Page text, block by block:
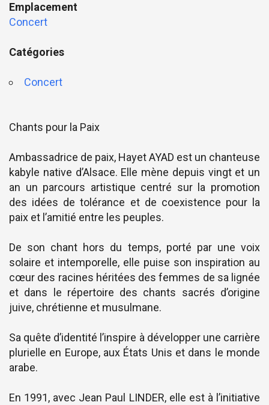
Emplacement
Concert
Catégories
Concert
Chants pour la Paix
Ambassadrice de paix, Hayet AYAD est un chanteuse
kabyle native d’Alsace. Elle mène depuis vingt et un
an un parcours artistique centré sur la promotion
des idées de tolérance et de coexistence pour la
paix et l’amitié entre les peuples.
De son chant hors du temps, porté par une voix
solaire et intemporelle, elle puise son inspiration au
cœur des racines héritées des femmes de sa lignée
et dans le répertoire des chants sacrés d’origine
juive, chrétienne et musulmane.
Sa quête d’identité l’inspire à développer une carrière
plurielle en Europe, aux États Unis et dans le monde
arabe.
En 1991, avec Jean Paul LINDER, elle est à l’initiative